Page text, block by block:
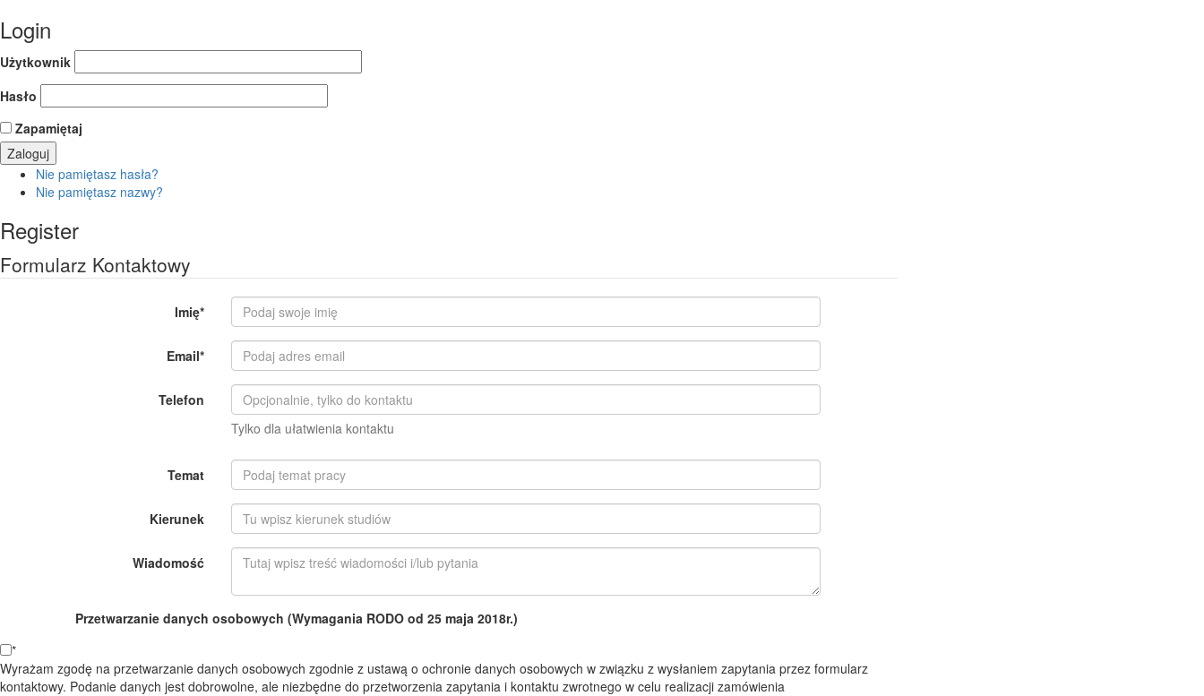
Login
Użytkownik
Hasło
Zapamiętaj
Nie pamiętasz hasła?
Nie pamiętasz nazwy?
Register
Formularz Kontaktowy
Imię*
Email*
Telefon
Tylko dla ułatwienia kontaktu
Temat
Kierunek
Wiadomość
Przetwarzanie danych osobowych (Wymagania RODO od 25 maja 2018r.)
*
Wyrażam zgodę na przetwarzanie danych osobowych zgodnie z ustawą o ochronie danych osobowych w związku z wysłaniem zapytania przez formularz
kontaktowy. Podanie danych jest dobrowolne, ale niezbędne do przetworzenia zapytania i kontaktu zwrotnego w celu realizacji zamówienia